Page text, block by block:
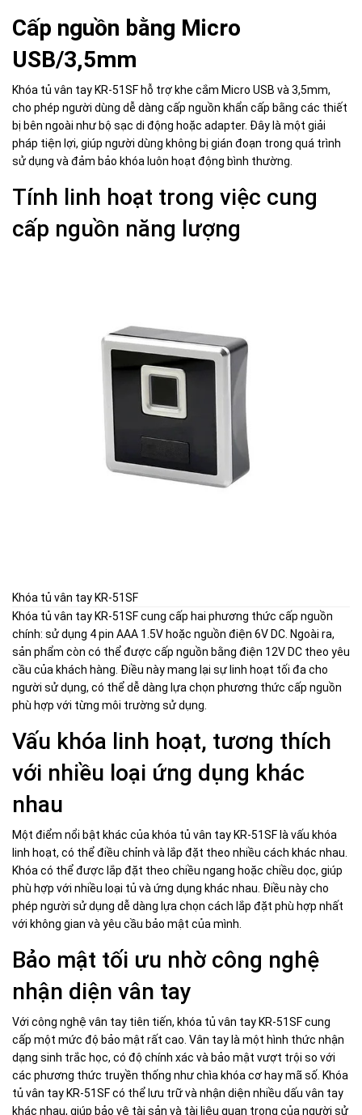
Cấp nguồn bằng Micro
USB/3,5mm
Khóa tủ vân tay KR-51SF hỗ trợ khe cắm Micro USB và 3,5mm,
cho phép người dùng dễ dàng cấp nguồn khẩn cấp bằng các thiết
bị bên ngoài như bộ sạc di động hoặc adapter. Đây là một giải
pháp tiện lợi, giúp người dùng không bị gián đoạn trong quá trình
sử dụng và đảm bảo khóa luôn hoạt động bình thường.
Tính linh hoạt trong việc cung
cấp nguồn năng lượng
Khóa tủ vân tay KR-51SF
Khóa tủ vân tay KR-51SF cung cấp hai phương thức cấp nguồn
chính: sử dụng 4 pin AAA 1.5V hoặc nguồn điện 6V DC. Ngoài ra,
sản phẩm còn có thể được cấp nguồn bằng điện 12V DC theo yêu
cầu của khách hàng. Điều này mang lại sự linh hoạt tối đa cho
người sử dụng, có thể dễ dàng lựa chọn phương thức cấp nguồn
phù hợp với từng môi trường sử dụng.
Vấu khóa linh hoạt, tương thích
với nhiều loại ứng dụng khác
nhau
Một điểm nổi bật khác của khóa tủ vân tay KR-51SF là vấu khóa
linh hoạt, có thể điều chỉnh và lắp đặt theo nhiều cách khác nhau.
Khóa có thể được lắp đặt theo chiều ngang hoặc chiều dọc, giúp
phù hợp với nhiều loại tủ và ứng dụng khác nhau. Điều này cho
phép người sử dụng dễ dàng lựa chọn cách lắp đặt phù hợp nhất
với không gian và yêu cầu bảo mật của mình.
Bảo mật tối ưu nhờ công nghệ
nhận diện vân tay
Với công nghệ vân tay tiên tiến, khóa tủ vân tay KR-51SF cung
cấp một mức độ bảo mật rất cao. Vân tay là một hình thức nhận
dạng sinh trắc học, có độ chính xác và bảo mật vượt trội so với
các phương thức truyền thống như chìa khóa cơ hay mã số. Khóa
tủ vân tay KR-51SF có thể lưu trữ và nhận diện nhiều dấu vân tay
khác nhau, giúp bảo vệ tài sản và tài liệu quan trọng của người sử